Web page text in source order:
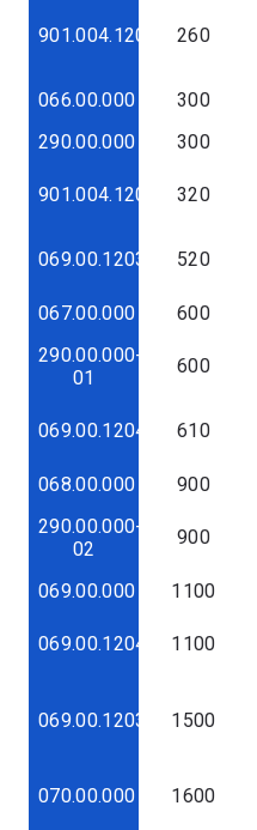
901.004.12035 260
066.00.000 300
290.00.000
300
901.004.12037 320
069.00.12038 520
067.00.000 600
290.00.000-
01
600
069.00.12040 610
068.00.000
900
290.00.000-
02
900
069.00.000
1100
069.00.12041 1100
069.00.12036 1500
070.00.000 1600